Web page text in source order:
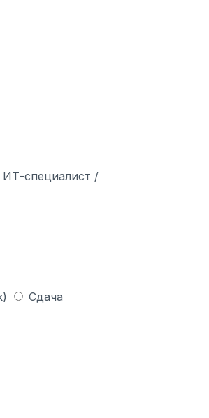
ИТ-специалист /
Сдача